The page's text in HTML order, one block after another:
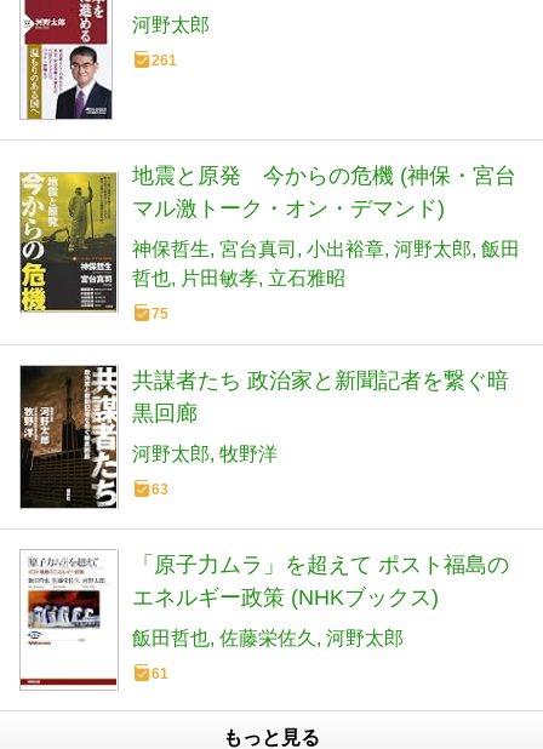
河野太郎
261
地震と原発 今からの危機 (神保・宮台
マル激トーク・オン・デマンド)
神保哲生 宮台真司 小出裕章 河野太郎 飯田
哲也
片田敏孝 立石雅昭
75
共謀者たち 政治家と新聞記者を繋ぐ暗
黒回廊
河野太郎 牧野洋
63
「原子力ムラ」を超えて ポスト福島の
エネルギー政策 (NHKブックス)
飯田哲也 佐藤栄佐久 河野太郎
61
もっと見る